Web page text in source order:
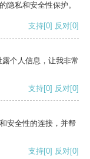
隐私和安全性保护。
支持[0] 反对[0]
个人信息，让我非常
支持[0] 反对[0]
安全性的连接，并帮
支持[0] 反对[0]